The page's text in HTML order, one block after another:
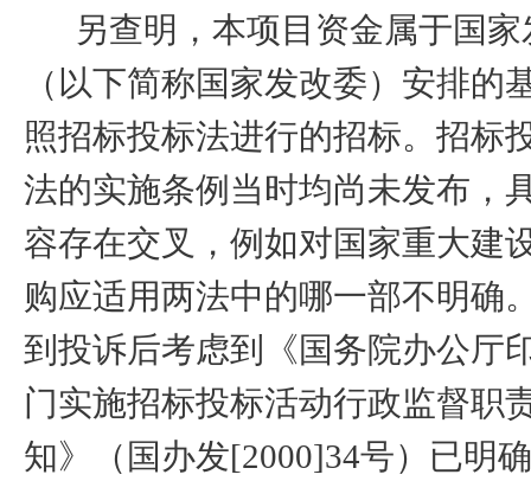
另查明，本项目资金属于国
（以下简称国家发改委）安排的
照招标投标法进行的招标。招标
法的实施条例当时均尚未发布，
容存在交叉，例如对国家重大建
购应适用两法中的哪一部不明确
到投诉后考虑到《国务院办公厅
门实施招标投标活动行政监督职
知》（国办发[2000]34号）已明